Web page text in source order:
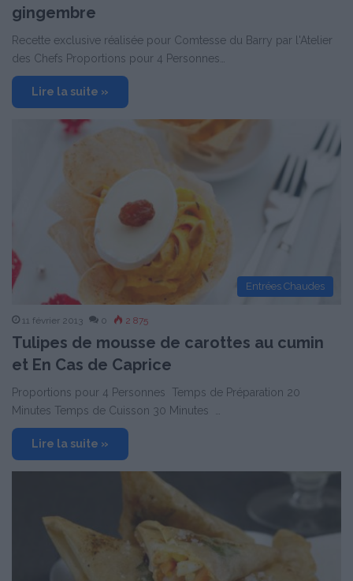
gingembre
Recette exclusive réalisée pour Comtesse du Barry par l'Atelier
des Chefs Proportions pour 4 Personnes…
Lire la suite »
Entrées Chaudes
11 février 2013 0 2 875
Tulipes de mousse de carottes au cumin
et En Cas de Caprice
Proportions pour 4 Personnes Temps de Préparation 20
Minutes Temps de Cuisson 30 Minutes …
Lire la suite »